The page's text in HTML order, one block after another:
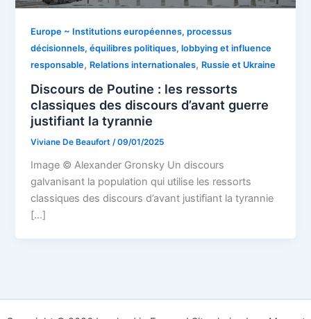
Europe ~ Institutions européennes, processus
décisionnels, équilibres politiques, lobbying et influence
responsable, Relations internationales, Russie et Ukraine
Discours de Poutine : les ressorts
classiques des discours d’avant guerre
justifiant la tyrannie
Viviane De Beaufort/09/01/2025
Image © Alexander Gronsky Un discours
galvanisant la population qui utilise les ressorts
classiques des discours d’avant justifiant la tyrannie
[…]